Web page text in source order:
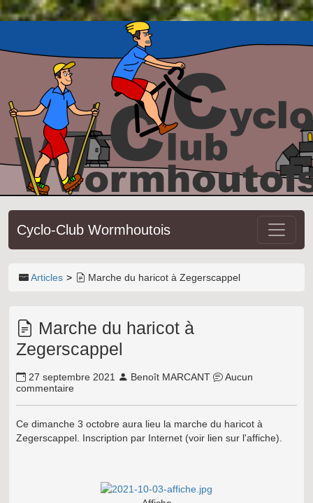
Cyclo-Club Wormhoutois
Articles Marche du haricot à Zegerscappel
Marche du haricot à
Zegerscappel
27 septembre 2021 Benoît MARCANT
Aucun
commentaire
Ce dimanche 3 octobre aura lieu la marche du haricot à
Zegerscappel. Inscription par Internet (voir lien sur l'affiche).